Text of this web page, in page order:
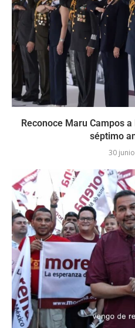
Reconoce Maru Campos
séptimo
30